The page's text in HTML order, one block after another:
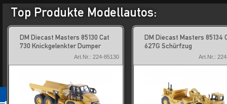
Top Produkte Modellautos:
DM Diecast Masters 85130 Cat
730 Knickgelenkter Dumper
Art.Nr.: 224-85130
DM Diecast Masters 85134
627G Schürfzug
Art.Nr.: